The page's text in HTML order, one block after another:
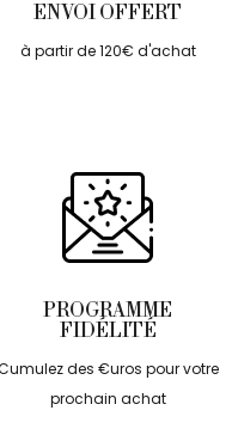
ENVOI OFFERT
à partir de 120€ d'achat
PROGRAMME
FIDÉLITÉ
des €uros pour votre
prochain achat